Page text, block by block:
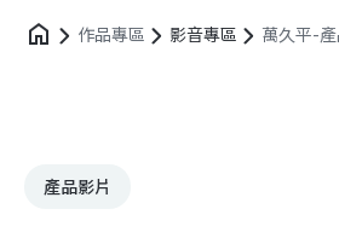
作品專區 影音專區 萬久平-
產品影片